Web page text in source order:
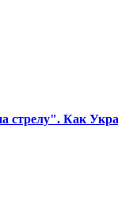
стрелу". Как